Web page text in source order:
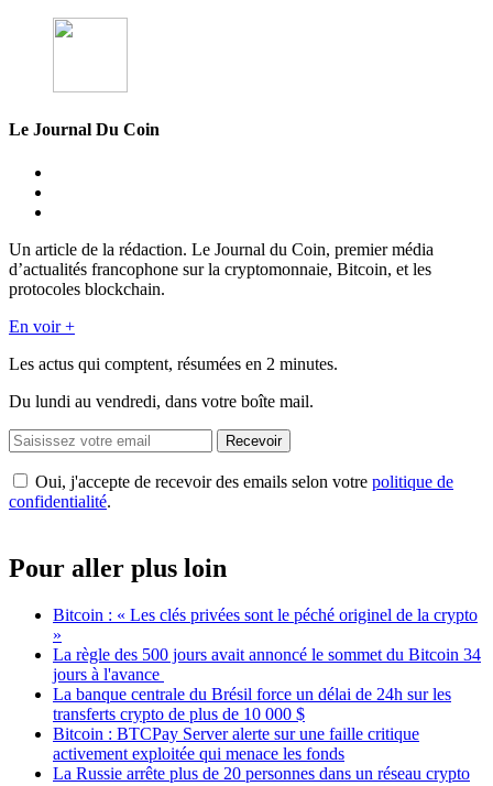
Le Journal Du Coin
Un article de la rédaction. Le Journal du Coin, premier média
d’actualités francophone sur la cryptomonnaie, Bitcoin, et les
protocoles blockchain.
En voir +
Les actus qui comptent, résumées en 2 minutes.
Du lundi au vendredi, dans votre boîte mail.
Recevoir
Oui, j'accepte de recevoir des emails selon votre politique de
confidentialité.
Pour aller plus loin
Bitcoin : « Les clés privées sont le péché originel de la crypto
»
La règle des 500 jours avait annoncé le sommet du Bitcoin 34
jours à l'avance
La banque centrale du Brésil force un délai de 24h sur les
transferts crypto de plus de 10 000 $
Bitcoin : BTCPay Server alerte sur une faille critique
activement exploitée qui menace les fonds
La Russie arrête plus de 20 personnes dans un réseau crypto